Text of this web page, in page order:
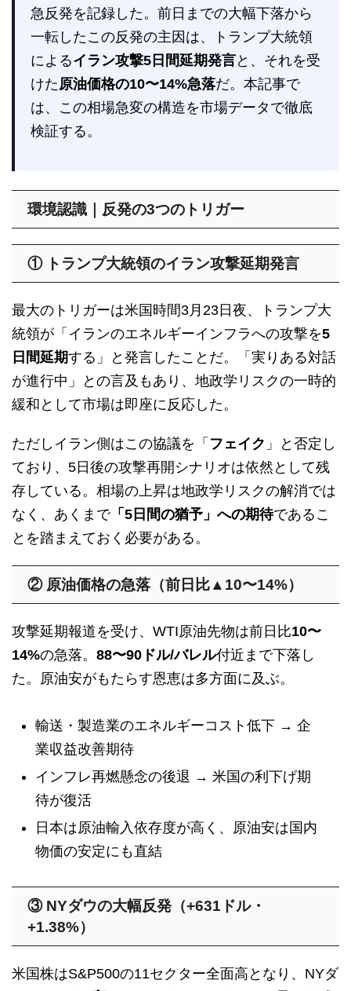
急反発を記録した。前日までの大幅下落から
一転したこの反発の主因は、トランプ大統領
によるイラン攻撃5日間延期発言と、それを受
けた原油価格の10〜14%急落だ。本記事で
は、この相場急変の構造を市場データで徹底
検証する。
環境認識｜反発の3つのトリガー
① トランプ大統領のイラン攻撃延期発言
最大のトリガーは米国時間3月23日夜、トランプ大
統領が「イランのエネルギーインフラへの攻撃を5
日間延期する」と発言したことだ。「実りある対話
が進行中」との言及もあり、地政学リスクの一時的
緩和として市場は即座に反応した。
ただしイラン側はこの協議を「 フェイク 」と否定し
ており、5日後の攻撃再開シナリオは依然として残
存している。相場の上昇は地政学リスクの解消では
なく、あくまで「5日間の猶予」への期待であるこ
とを踏まえておく必要がある。
② 原油価格の急落（前日比▲10〜14%）
攻撃延期報道を受け、WTI原油先物は前日比10〜
14%の急落。 88〜90ドル/バレル付近まで下落し
た。原油安がもたらす恩恵は多方面に及ぶ。
輸送・製造業のエネルギーコスト低下 → 企
業収益改善期待
インフレ再燃懸念の後退 → 米国の利下げ期
待が復活
日本は原油輸入依存度が高く、原油安は国内
物価の安定にも直結
③ NYダウの大幅反発（+631ドル・
+1.38%）
米国株はS&P500の11セクター全面高となり、NYダ